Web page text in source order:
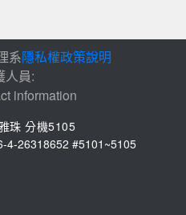
系隱私權政策說明
人員:
information
珠 分機5105
4-26318652 #5101~5105